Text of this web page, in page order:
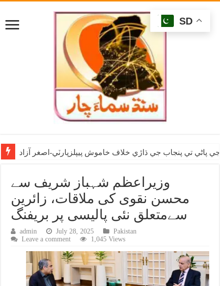
پاڻي تي پنجاب جي ڌاڙي خلاف خاموش پيپلزپارٽي-اصغر آزاد
وزیراعظم شہباز شریف سے
محسن نقوی کی ملاقات، زائرین
سےمتعلق نئی پالیسی پر بریفنگ
admin July 28, 2025
Pakistan
Leave a comment
1,045 Views
SD